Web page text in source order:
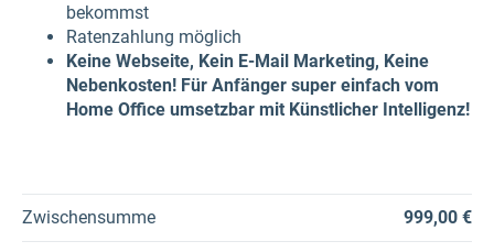
bekommst
Ratenzahlung möglich
Keine Webseite, Kein E-Mail Marketing, Keine
Nebenkosten! Für Anfänger super einfach vom
Home Office umsetzbar mit Künstlicher Intelligenz!
Zwischensumme 999,00 €